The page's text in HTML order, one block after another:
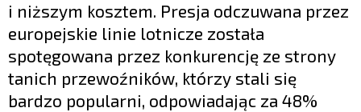
i niższym kosztem. Presja odczuwana przez
europejskie linie lotnicze została
spotęgowana przez konkurencję ze strony
tanich przewoźników, którzy stali się
bardzo popularni, odpowiadając za 48%